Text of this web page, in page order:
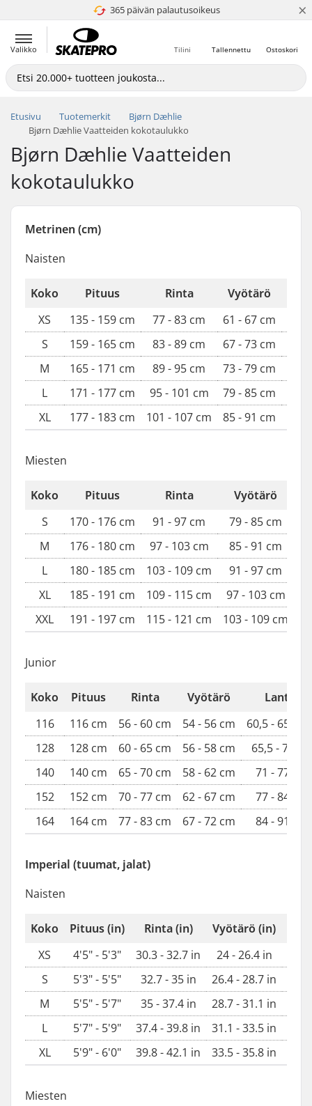
365 päivän palautusoikeus
4.8 / 5 ×
Valikko Ostoskori
Tallennettu
Tilini
Etusivu Tuotemerkit
Bjørn Dæhlie
Bjørn Dæhlie Vaatteiden kokotaulukko
Bjørn Dæhlie Vaatteiden
kokotaulukko
Metrinen (cm)
Naisten
Koko Pituus Rinta Vyötärö
XS
135 - 159 cm 77 - 83 cm 61 - 67 cm
S
159 - 165 cm 83 - 89 cm 67 - 73 cm
M
165 - 171 cm 89 - 95 cm 73 - 79 cm
L
171 - 177 cm 95 - 101 cm 79 - 85 cm
XL
177 - 183 cm 101 - 107 cm 85 - 91 cm
Miesten
Koko Pituus Rinta
Vyötärö
S
170 - 176 cm 91 - 97 cm 79 - 85 cm
M
176 - 180 cm 97 - 103 cm 85 - 91 cm
L
180 - 185 cm 103 - 109 cm 91 - 97 cm
XL
185 - 191 cm 109 - 115 cm 97 - 103 cm
XXL
191 - 197 cm 115 - 121 cm 103 - 109 cm
Junior
Koko Pituus Rinta Vyötärö
Lantio
116
116 cm 56 - 60 cm 54 - 56 cm
60,5 - 65,5
128
128 cm 60 - 65 cm 56 - 58 cm
65,5 - 71
140
140 cm 65 - 70 cm 58 - 62 cm
71 - 77 cm
152
152 cm 70 - 77 cm 62 - 67 cm
77 - 84 cm
164
164 cm 77 - 83 cm 67 - 72 cm 84 - 91 cm
Imperial (tuumat, jalat)
Naisten
Koko Pituus (in) Rinta (in) Vyötärö (in)
XS
4'5" - 5'3" 30.3 - 32.7 in 24 - 26.4 in
S
5'3" - 5'5" 32.7 - 35 in 26.4 - 28.7 in
M
5'5" - 5'7" 35 - 37.4 in 28.7 - 31.1 in
L
5'7" - 5'9" 37.4 - 39.8 in 31.1 - 33.5 in
XL
5'9" - 6'0" 39.8 - 42.1 in 33.5 - 35.8 in
Miesten